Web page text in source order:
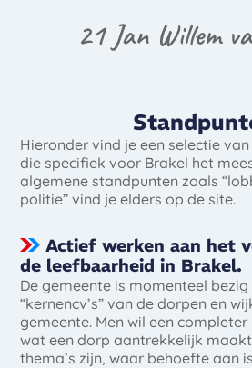
21 Jan Willem
Hieronder vind je een selectie
die specifiek voor Brakel het
algemene standpunten zoals
politie” vind je elders op de site.
Actief werken aan het
de leefbaarheid in Brakel.
De gemeente is momenteel
“kernencv’s” van de dorpen en
gemeente. Men wil een
wat een dorp aantrekkelijk
thema’s zijn, waar behoefte aan